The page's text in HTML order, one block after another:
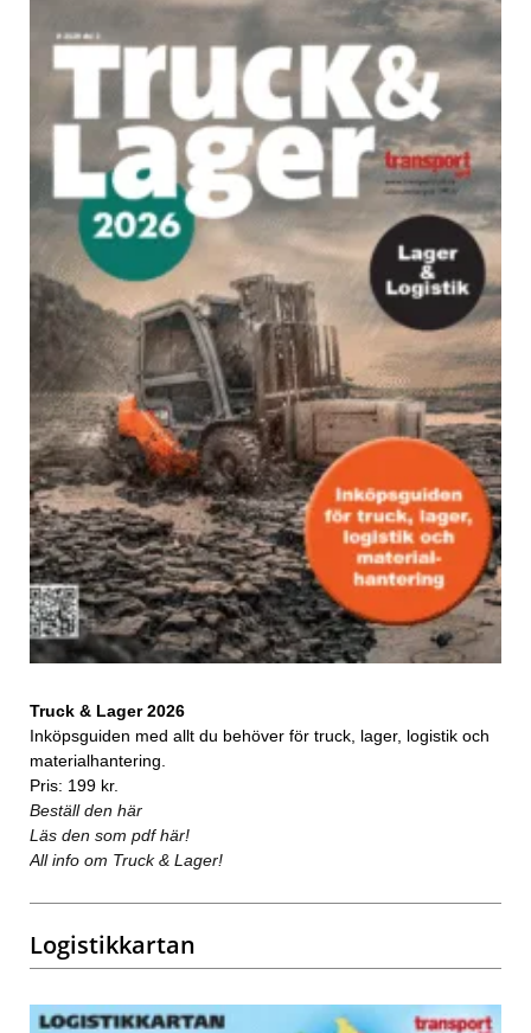
Truck & Lager 2026
Inköpsguiden med allt du behöver för truck, lager, logistik och
materialhantering.
Pris: 199 kr.
Beställ den här
Läs den som pdf här!
All info om Truck & Lager!
Logistikkartan